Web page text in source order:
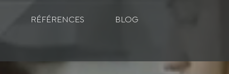
RÉFÉRENCES BLOG